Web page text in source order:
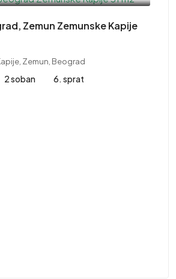
Zemun Zemunske Kapije
Zemun, Beograd
2 soban 6. sprat